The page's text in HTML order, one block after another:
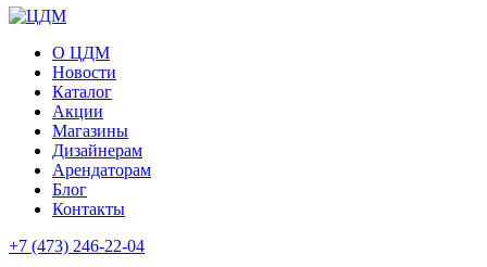
О ЦДМ
Новости
Каталог
Акции
Магазины
Дизайнерам
Арендаторам
Блог
Контакты
+7 (473) 246-22-04